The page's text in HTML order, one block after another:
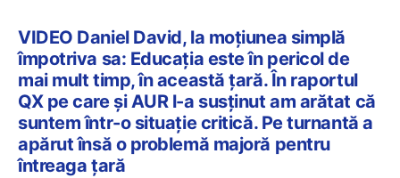
VIDEO Daniel David, la moțiunea simplă
împotriva sa: Educația este în pericol de
mai mult timp, în această țară. În raportul
QX pe care și AUR l-a susținut am arătat că
suntem într-o situație critică. Pe turnantă a
apărut însă o problemă majoră pentru
întreaga țară